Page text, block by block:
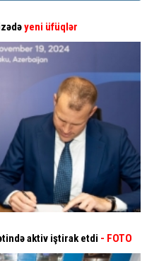
yeni üfüqlər
aktiv iştirak etdi - FOTO